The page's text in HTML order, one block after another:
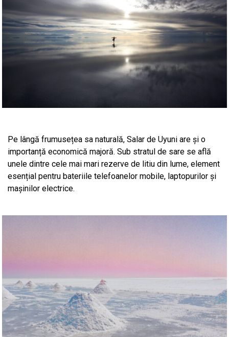
Pe lângă frumusețea sa naturală, Salar de Uyuni are și o
importanță economică majoră. Sub stratul de sare se află
unele dintre cele mai mari rezerve de litiu din lume, element
esențial pentru bateriile telefoanelor mobile, laptopurilor și
mașinilor electrice.